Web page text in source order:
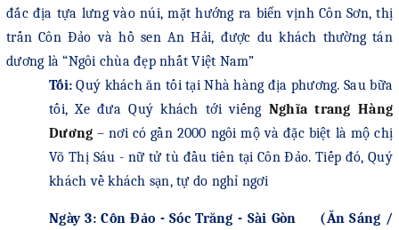
đắc địa tựa lưng vào núi, mặt hướng ra biển vịnh Côn Sơn, thị
trấn Côn Đảo và hồ sen An Hải, được du khách thường tán
dương là “Ngôi chùa đẹp nhất Việt Nam”
Tối:Quý khách ăn tối tại Nhà hàng địa phương. Sau bữa
tối,Xe đưa Quý khách tới viếng Nghĩa trang Hàng
Dương – nơi có gần 2000 ngôi mộ và đặc biệt là mộ chị
Võ Thị Sáu - nữ tử tù đầu tiên tại Côn Đảo. Tiếp đó, Quý
khách về khách sạn, tự do nghỉ ngơi
Ngày 3: Côn Đảo - Sóc Trăng - Sài Gòn (Ăn Sáng /